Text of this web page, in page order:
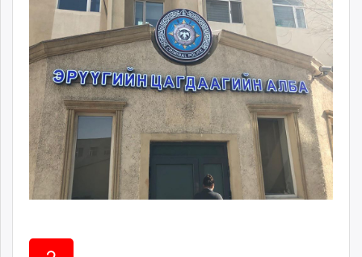
ugluu.mn
urlag.mn
unen.mn
asu.mn
shudarga.mn
shuurhai.mn
unuudur.mn
isee.mn
mglradio.com
fact.mn
shuum.mn